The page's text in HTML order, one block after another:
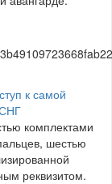
к самой
комплектами
шестью
реквизитом.